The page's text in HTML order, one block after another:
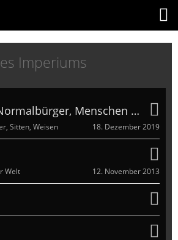
Imperiums
Der imperiale Normalbürger, Menschen wie du und ich
Sitten, Weisen 18. Dezember 2019
Welt 12. November 2013